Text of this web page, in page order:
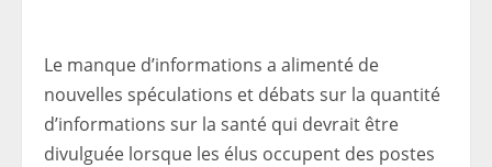
Le manque d’informations a alimenté de
nouvelles spéculations et débats sur la quantité
d’informations sur la santé qui devrait être
divulguée lorsque les élus occupent des postes